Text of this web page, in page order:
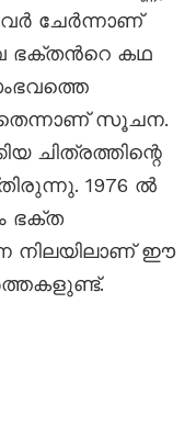
ചേർന്നാണ്
ഭക്തൻറെ കഥ
സൂചന.
ചിത്രത്തിന്റെ
1976 ൽ
ഭക്ത
നിലയിലാണ് ഈ